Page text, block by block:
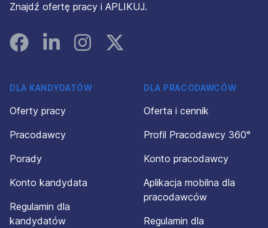
Znajdź ofertę pracy i APLIKUJ.
FacebookLinked InInstagramInstagram
DLA KANDYDATÓW
Oferty pracy
Pracodawcy
Porady
Konto kandydata
Regulamin dla
kandydatów
DLA PRACODAWCÓW
Oferta i cennik
Profil Pracodawcy 360°
Konto pracodawcy
Aplikacja mobilna dla
pracodawców
Regulamin dla